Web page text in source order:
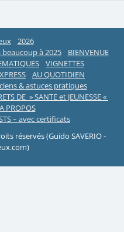
2026
à 2025
BIENVENUE
VIGNETTES
AU QUOTIDIEN
& astuces pratiques
DE » SANTE et JEUNESSE «
A PROPOS
– avec certificats
réservés (Guido SAVERIO -